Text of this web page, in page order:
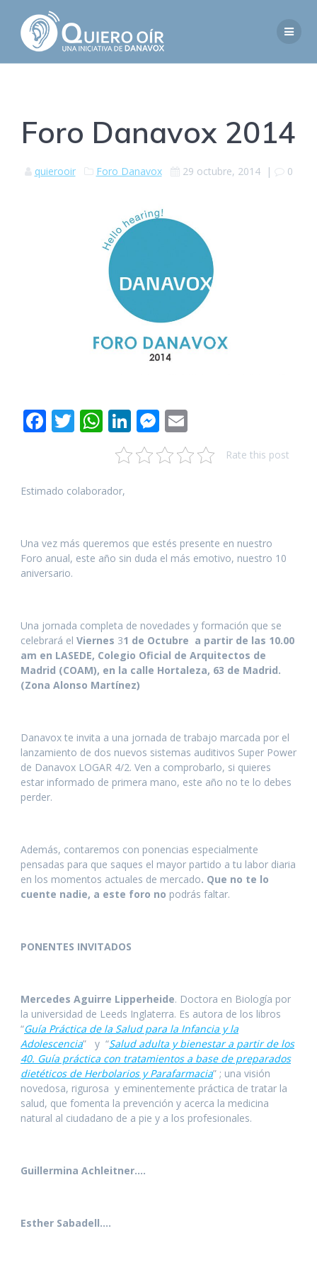
contenido
Foro Danavox 2014
quierooir Foro Danavox 29 octubre, 2014| 0
F
b
o
k
T
er
W
at
s
p
p
Li
n
k
n
M
e
ss
g
er
m
ai Rate this post
Estimado colaborador,
Una vez más queremos que estés presente en nuestro
Foro anual, este año sin duda el más emotivo, nuestro 10
aniversario.
Una jornada completa de novedades y formación que se
celebrará el Viernes 31 de Octubre a partir de las 10.00
am en LASEDE, Colegio Oficial de Arquitectos de
Madrid (COAM), en la calle Hortaleza, 63 de Madrid.
(Zona Alonso Martínez)
Danavox te invita a una jornada de trabajo marcada por el
lanzamiento de dos nuevos sistemas auditivos Super Power
de Danavox LOGAR 4/2. Ven a comprobarlo, si quieres
estar informado de primera mano, este año no te lo debes
perder.
Además, contaremos con ponencias especialmente
pensadas para que saques el mayor partido a tu labor diaria
en los momentos actuales de mercado. Que no te lo
cuente nadie, a este foro no podrás faltar.
PONENTES INVITADOS
Mercedes Aguirre Lipperheide. Doctora en Biología por
la universidad de Leeds Inglaterra. Es autora de los libros
“Guía Práctica de la Salud para la Infancia y la
Adolescencia” y “Salud adulta y bienestar a partir de los
40. Guía práctica con tratamientos a base de preparados
dietéticos de Herbolarios y Parafarmacia” ; una visión
novedosa, rigurosa y eminentemente práctica de tratar la
salud, que fomenta la prevención y acerca la medicina
natural al ciudadano de a pie y a los profesionales.
Guillermina Achleitner….
Esther Sabadell….